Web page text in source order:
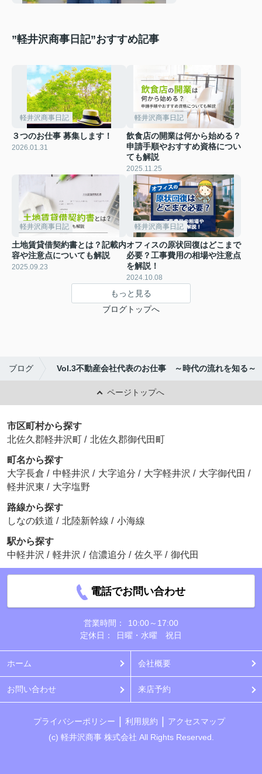
”軽井沢商事日記”おすすめ記事
軽井沢商事日記
３つのお仕事 募集します！
2026.01.31
軽井沢商事日記
飲食店の開業は何から始める？
申請手順やおすすめ資格につい
ても解説
2025.11.25
軽井沢商事日記
土地賃貸借契約書とは？記載内
容や注意点についても解説
2025.09.23
軽井沢商事日記
オフィスの原状回復はどこまで
必要？工事費用の相場や注意点
を解説！
2024.10.08
もっと見る
ブログトップへ
ブログ Vol.3不動産会社代表のお仕事 ～時代の流れを知る～
ページトップへ
市区町村から探す
北佐久郡軽井沢町 / 北佐久郡御代田町
町名から探す
大字長倉 / 中軽井沢 / 大字追分 / 大字軽井沢 / 大字御代田 /
軽井沢東 / 大字塩野
路線から探す
しなの鉄道 / 北陸新幹線 / 小海線
駅から探す
中軽井沢 / 軽井沢 / 信濃追分 / 佐久平 / 御代田
電話でお問い合わせ
営業時間：
10:00～17:00
定休日：
日曜・水曜 祝日
ホーム 会社概要
お問い合わせ 来店予約
プライバシーポリシー 利用規約
アクセスマップ
(c) 軽井沢商事 株式会社 All Rights Reserved.